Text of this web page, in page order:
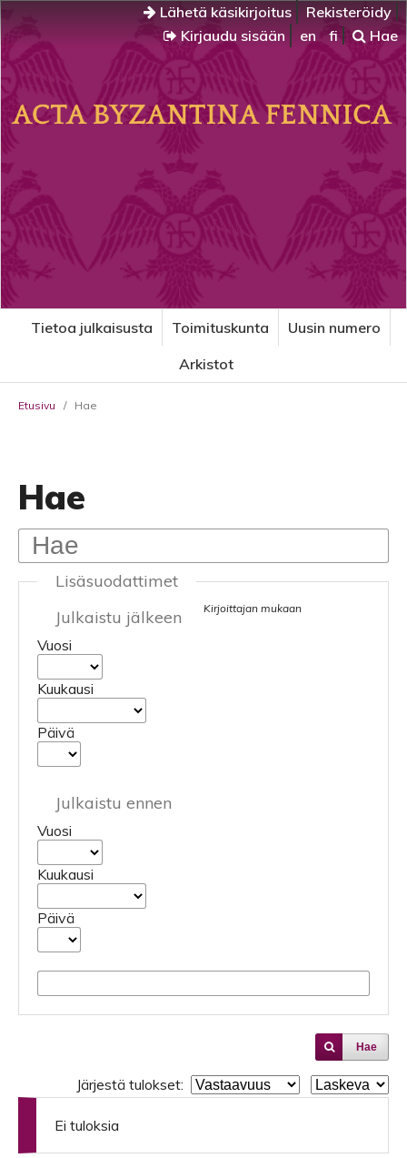
Lähetä käsikirjoitus
Rekisteröidy
Kirjaudu sisään
en fi Hae
Tietoa julkaisusta Toimituskunta
Uusin numero
Arkistot
Etusivu / Hae
Hae
Lisäsuodattimet
Julkaistu jälkeen
Vuosi
Kuukausi
Päivä
Julkaistu ennen
Vuosi
Kuukausi
Päivä
Kirjoittajan mukaan
Hae
Järjestä tulokset:
Ei tuloksia